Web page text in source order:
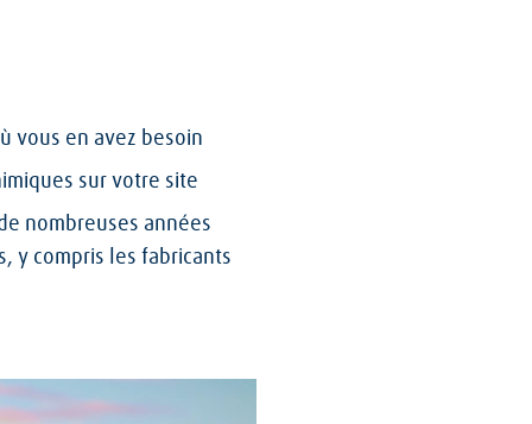
vous en avez besoin
sur votre site
nombreuses années
y compris les fabricants